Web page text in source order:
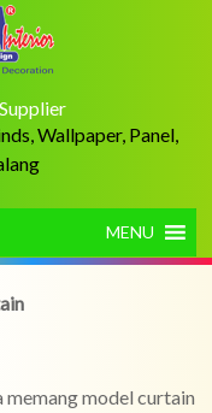
Wallpaper, Panel,
MENU
model curtain